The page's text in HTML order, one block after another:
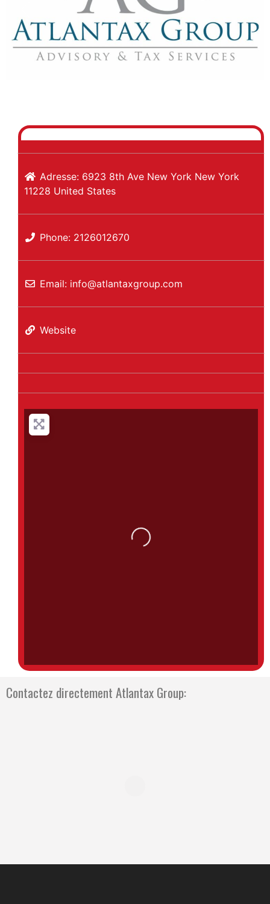
Adresse: 6923 8th Ave New York New York
11228 United States
Phone: 2126012670
Email: info@atlantaxgroup.com
Website
Loading...
Contactez directement Atlantax Group: